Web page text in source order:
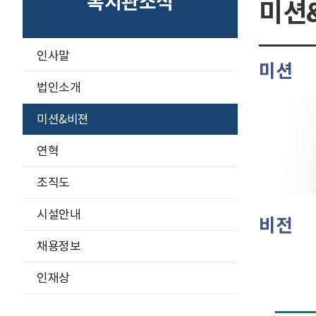
인사말
법인소개
미션&비젼
연혁
조직도
시설안내
채용정보
인재상
미션
분
선
미션
비전